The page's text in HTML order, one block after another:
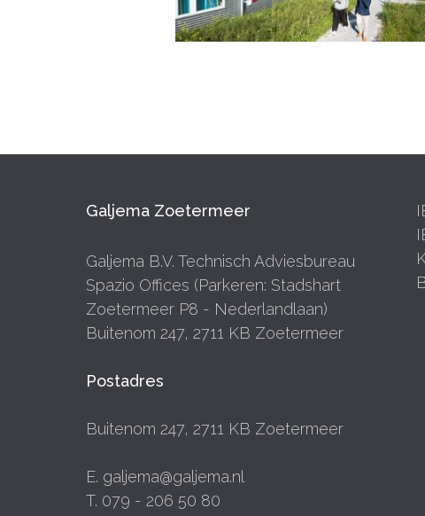
Galjema Zoetermeer
Galjema B.V. Technisch Adviesbureau
Spazio Offices (Parkeren: Stadshart
Zoetermeer P8 - Nederlandlaan)
Buitenom 247, 2711 KB Zoetermeer
Postadres
Buitenom 247, 2711 KB Zoetermeer
E. galjema@galjema.nl
T. 079 - 206 50 80